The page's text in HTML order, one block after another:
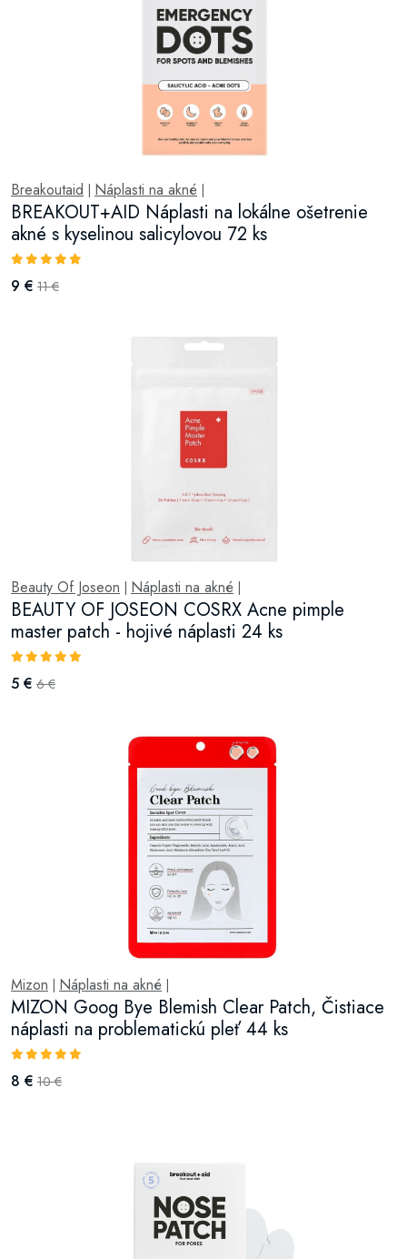
Breakoutaid Náplasti na akné
BREAKOUT+AID Náplasti na lokálne ošetrenie
akné s kyselinou salicylovou 72 ks
9 € 11 €
Beauty Of Joseon Náplasti na akné
BEAUTY OF JOSEON COSRX Acne pimple
master patch - hojivé náplasti 24 ks
5 € 6 €
Mizon Náplasti na akné
MIZON Goog Bye Blemish Clear Patch, Čistiace
náplasti na problematickú pleť 44 ks
8 € 10 €